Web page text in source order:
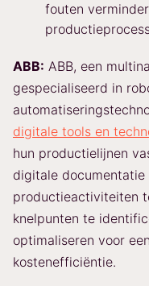
fouten
ABB: ABB, een
gespecialiseerd in
digitale tools en
hun productielijnen
digitale
productieactiviteiten
knelpunten te
optimaliseren voor
kostenefficiëntie.